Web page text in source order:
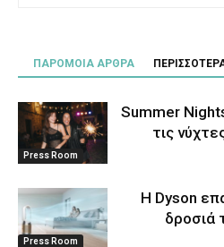
ΠΑΡΟΜΟΙΑ ΑΡΘΡΑ
Press Room
Summer
τις
Press Room
Η Dyson
δροσιά